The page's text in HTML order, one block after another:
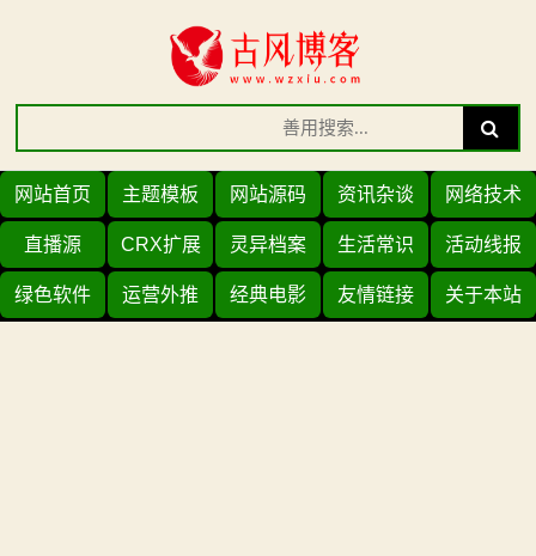
Search
for:
Search
网站首页 主题模板 网站源码 资讯杂谈 网络技术
直播源 CRX扩展 灵异档案 生活常识 活动线报
绿色软件 运营外推 经典电影 友情链接 关于本站